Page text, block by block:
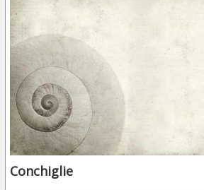
Conchiglie